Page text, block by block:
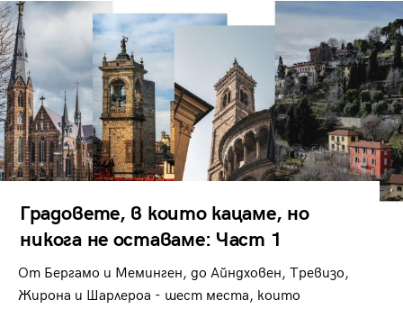
Градовете, в които кацаме, но
никога не оставаме: Част 1
От Бергамо и Меминген, до Айндховен, Тревизо,
Жирона и Шарлероа - шест места, които